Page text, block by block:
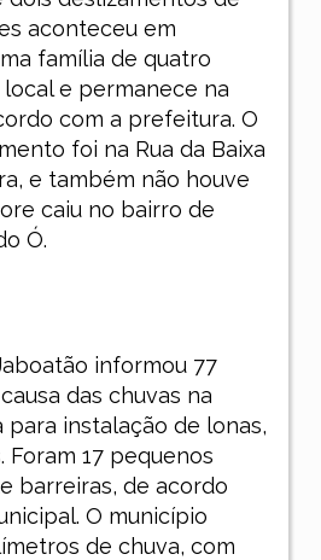
aconteceu em
família de quatro
e permanece na
com a prefeitura. O
foi na Rua da Baixa
e também não houve
caiu no bairro de
Ó.
informou 77
das chuvas na
para instalação de lonas,
Foram 17 pequenos
barreiras, de acordo
O município
de chuva, com